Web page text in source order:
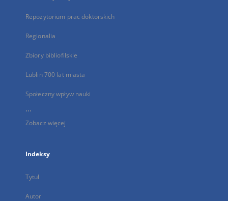
Repozytorium prac doktorskich
Regionalia
Zbiory bibliofilskie
Lublin 700 lat miasta
Społeczny wpływ nauki
...
Zobacz więcej
Indeksy
Tytuł
Autor